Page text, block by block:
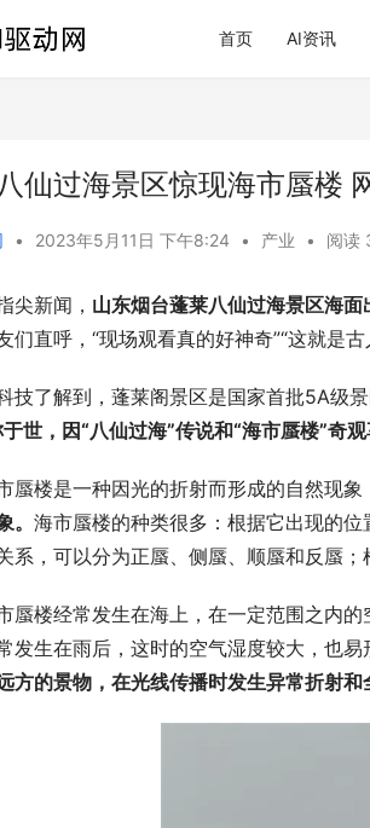
首页 AI资讯
仙过海景区惊现海市蜃楼
• 2023年5月11日 下午8:24 • 产业 • 阅读
尖新闻， 山东烟台蓬莱八仙过海景区海
们直呼，“现场观看真的好神奇”“这就是古
技了解到，蓬莱阁景区是国家首批5A级
世，因“八仙过海”传说和“海市蜃楼”奇观
蜃楼是一种因光的折射而形成的自然现象
。 海市蜃楼的种类很多：根据它出现的
系，可以分为正蜃、侧蜃、顺蜃和反蜃
蜃楼经常发生在海上，在一定范围之内
发生在雨后，这时的空气湿度较大，也易
方的景物，在光线传播时发生异常折射和